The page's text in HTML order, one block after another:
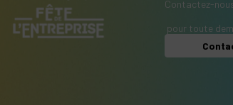
Contactez-
pour toute